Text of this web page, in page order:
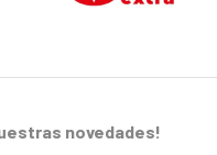
novedades!